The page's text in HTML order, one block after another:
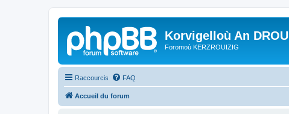
Korvigelloù An
Foromoù KERZROUIZIG
Raccourcis FAQ
Accueil du forum